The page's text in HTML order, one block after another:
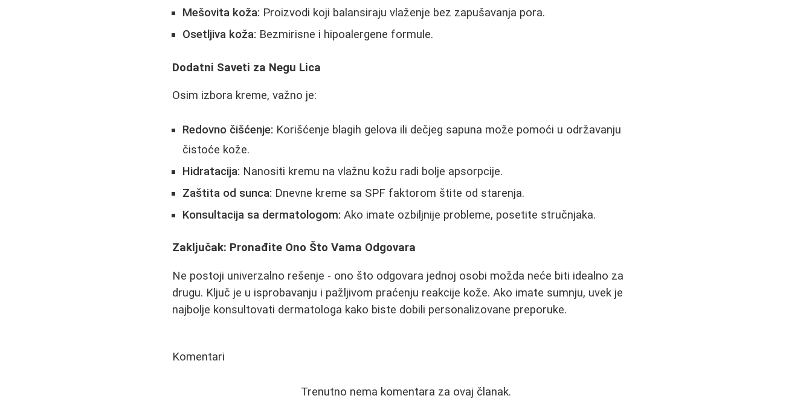
Mešovita koža: Proizvodi koji balansiraju vlaženje bez zapušavanja pora.
Osetljiva koža: Bezmirisne i hipoalergene formule.
Dodatni Saveti za Negu Lica
Osim izbora kreme, važno je:
Redovno čišćenje: Korišćenje blagih gelova ili dečjeg sapuna može pomoći u održavanju
čistoće kože.
Hidratacija: Nanositi kremu na vlažnu kožu radi bolje apsorpcije.
Zaštita od sunca: Dnevne kreme sa SPF faktorom štite od starenja.
Konsultacija sa dermatologom: Ako imate ozbiljnije probleme, posetite stručnjaka.
Zaključak: Pronađite Ono Što Vama Odgovara
Ne postoji univerzalno rešenje - ono što odgovara jednoj osobi možda neće biti idealno za
drugu. Ključ je u isprobavanju i pažljivom praćenju reakcije kože. Ako imate sumnju, uvek je
najbolje konsultovati dermatologa kako biste dobili personalizovane preporuke.
Komentari
Trenutno nema komentara za ovaj članak.